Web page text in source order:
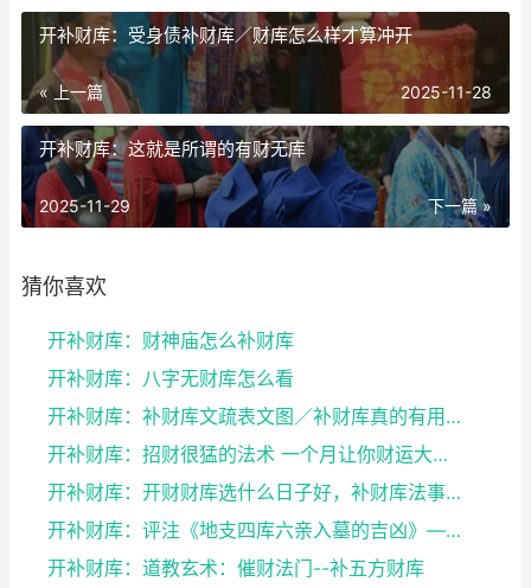
开补财库：受身债补财库／财库怎么样才算冲开
« 上一篇 2025-11-28
开补财库：这就是所谓的有财无库
下一篇 »
2025-11-29
猜你喜欢
开补财库：财神庙怎么补财库
开补财库：八字无财库怎么看
开补财库：补财库文疏表文图／补财库真的有用吗
开补财库：招财很猛的法术 一个月让你财运大改变
开补财库：开财财库选什么日子好，补财库法事可以经常...
开补财库：评注《地支四库六亲入墓的吉凶》——谈八字...
开补财库：道教玄术：催财法门--补五方财库